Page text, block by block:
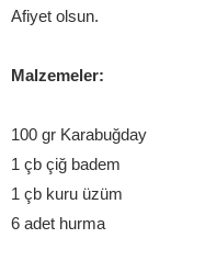
Afiyet olsun.
Malzemeler:
100 gr Karabuğday
1 çb çiğ badem
1 çb kuru üzüm
6 adet hurma